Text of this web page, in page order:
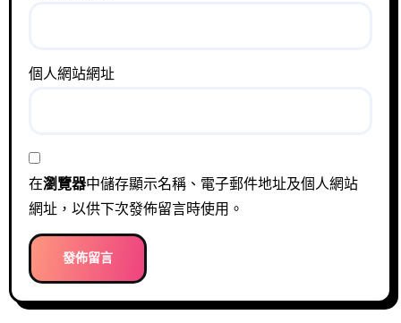
個人網站網址
在瀏覽器中儲存顯示名稱、電子郵件地址及個人網站
網址，以供下次發佈留言時使用。